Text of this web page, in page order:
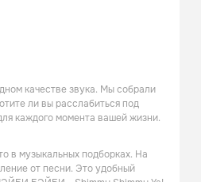
качестве звука. Мы собрали
ли вы расслабиться под
каждого момента вашей жизни.
в музыкальных подборках. На
от песни. Это удобный